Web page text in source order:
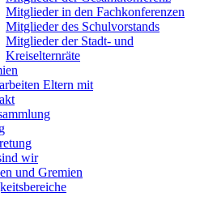
Mitglieder in den Fachkonferenzen
Mitglieder des Schulvorstands
Mitglieder der Stadt- und
Kreiselternräte
Eltern mit
wir
und Gremien